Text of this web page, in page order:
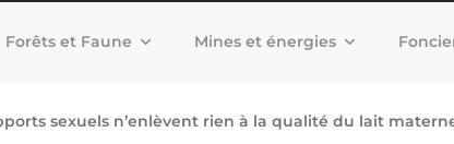
Forêts et Faune Mines et énergies
sexuels n’enlèvent rien à la qualité du lait